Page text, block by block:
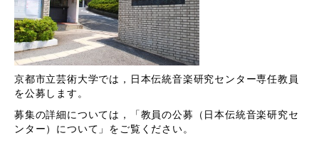
京都市立芸術大学では，日本伝統音楽研究センター専任教員
を公募します。
募集の詳細については，「教員の公募（日本伝統音楽研究セ
ンター）について」をご覧ください。